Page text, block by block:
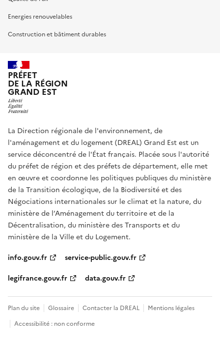
Energies renouvelables
Construction et bâtiment durables
PRÉFET
DE LA RÉGION
GRAND EST
La Direction régionale de l'environnement, de
l'aménagement et du logement (DREAL) Grand Est est un
service déconcentré de l'État français. Placée sous l'autorité
du préfet de région et des préfets de département, elle met
en œuvre et coordonne les politiques publiques du ministère
de la Transition écologique, de la Biodiversité et des
Négociations internationales sur le climat et la nature, du
ministère de l’Aménagement du territoire et de la
Décentralisation, du ministère des Transports et du
ministère de la Ville et du Logement.
info.gouv.fr
service-public.gouv.fr
legifrance.gouv.fr
data.gouv.fr
Plan du site Glossaire Contacter la DREAL
Mentions légales
Accessibilité : non conforme